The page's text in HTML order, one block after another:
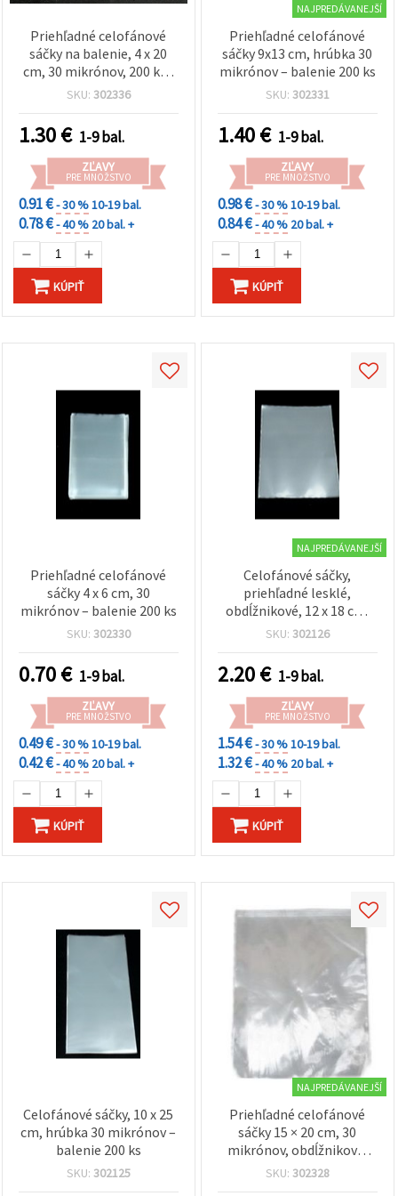
Priehľadné celofánové
sáčky na balenie, 4 x 20
cm, 30 mikrónov, 200 ks -
na šperky, sladkosti,
SKU: 302336
1.30€ 1-9 bal.
ZĽAVY
PRE MNOŽSTVO
0.91 €- 30 %10-19 bal.
0.78 €- 40 % 20 bal. +
KÚPIŤ
NAJPREDÁVANEJŠÍ
Priehľadné celofánové
sáčky 9x13 cm, hrúbka 30
mikrónov – balenie 200 ks
SKU: 302331
1.40€ 1-9 bal.
ZĽAVY
PRE MNOŽSTVO
0.98 €- 30 %10-19 bal.
0.84 €- 40 % 20 bal. +
KÚPIŤ
Priehľadné celofánové
sáčky 4 x 6 cm, 30
mikrónov – balenie 200 ks
SKU: 302330
0.70€ 1-9 bal.
ZĽAVY
PRE MNOŽSTVO
0.49 €- 30 %10-19 bal.
0.42 €- 40 % 20 bal. +
KÚPIŤ
NAJPREDÁVANEJŠÍ
Celofánové sáčky,
priehľadné lesklé,
obdĺžnikové, 12 x 18 cm,
30 mikrónov, 200 ks –
na karty, fotografie,
dokumenty a darčeky
SKU: 302126
2.20€ 1-9 bal.
ZĽAVY
PRE MNOŽSTVO
1.54 €- 30 %10-19 bal.
1.32 €- 40 % 20 bal. +
KÚPIŤ
Celofánové sáčky, 10 x 25
cm, hrúbka 30 mikrónov –
balenie 200 ks
SKU: 302125
NAJPREDÁVANEJŠÍ
Priehľadné celofánové
sáčky 15 × 20 cm, 30
mikrónov, obdĺžnikové,
200 ks – baliace sáčky na
SKU: 302328